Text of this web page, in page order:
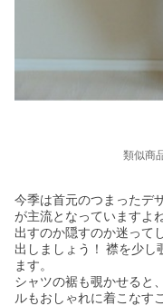
類似商
今季は首元のつまったデ
が主流となっていますよ
出すのか隠すのか迷って
出しましょう！ 襟を少し
ます。
シャツの裾も覗かせると
ルもおしゃれに着こなす